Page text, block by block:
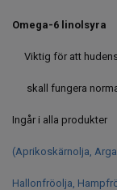
Omega-6 linolsyra
Viktig för att
skall fungera
Ingår i alla produkter
(Aprikoskärnolja,
Hallonfröolja,